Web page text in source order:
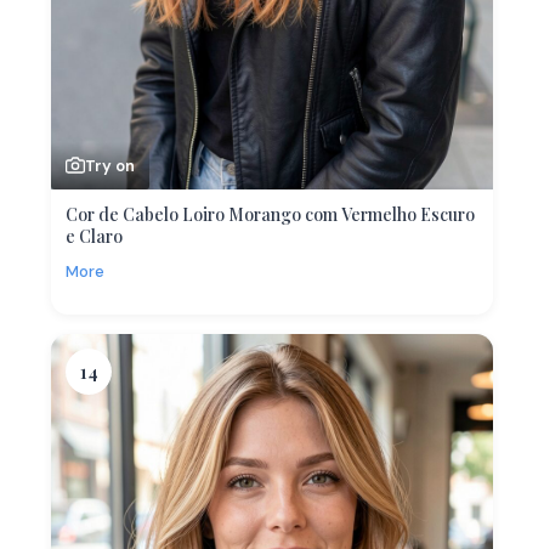
Try on
Cor de Cabelo Loiro Morango com Vermelho Escuro
e Claro
More
14